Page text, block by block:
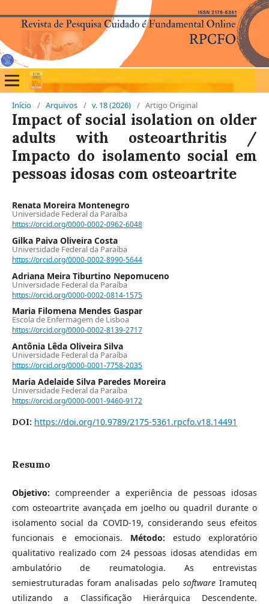
Início / Arquivos / v. 18 (2026) / Artigo Original
Impact of social isolation on older
adults with osteoarthritis /
Impacto do isolamento social em
pessoas idosas com osteoartrite
Renata Moreira Montenegro
Universidade Federal da Paraíba
https://orcid.org/0000-0002-0962-6048
Gilka Paiva Oliveira Costa
Universidade Federal da Paraíba
https://orcid.org/0000-0002-8990-5644
Adriana Meira Tiburtino Nepomuceno
Universidade Federal da Paraíba
https://orcid.org/0000-0002-0814-1575
Maria Filomena Mendes Gaspar
Escola de Enfermagem de Lisboa
https://orcid.org/0000-0002-8139-2717
Antônia Lêda Oliveira Silva
Universidade Federal da Paraíba
https://orcid.org/0000-0001-7758-2035
Maria Adelaide Silva Paredes Moreira
Universidade Federal da Paraíba
https://orcid.org/0000-0001-9460-9172
DOI: https://doi.org/10.9789/2175-5361.rpcfo.v18.14491
Resumo
Objetivo: compreender a experiência de pessoas idosas
com osteoartrite avançada em joelho ou quadril durante o
isolamento social da COVID-19, considerando seus efeitos
funcionais e emocionais. Método: estudo exploratório
qualitativo realizado com 24 pessoas idosas atendidas em
ambulatório de reumatologia. As entrevistas
semiestruturadas foram analisadas pelo softwareIramuteq
utilizando a Classificação Hierárquica Descendente.